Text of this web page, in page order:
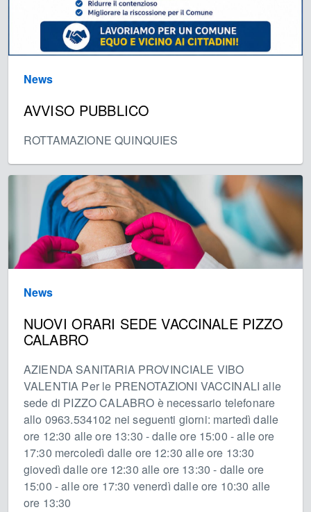
News
AVVISO PUBBLICO
ROTTAMAZIONE QUINQUIES
News
NUOVI ORARI SEDE VACCINALE PIZZO
CALABRO
AZIENDA SANITARIA PROVINCIALE VIBO
VALENTIA Per le PRENOTAZIONI VACCINALI alle
sede di PIZZO CALABRO è necessario telefonare
allo 0963.534102 nei seguenti giorni: martedì dalle
ore 12:30 alle ore 13:30 - dalle ore 15:00 - alle ore
17:30 mercoledì dalle ore 12:30 alle ore 13:30
giovedì dalle ore 12:30 alle ore 13:30 - dalle ore
15:00 - alle ore 17:30 venerdì dalle ore 10:30 alle
ore 13:30